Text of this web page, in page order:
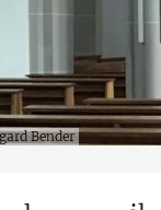
Bender